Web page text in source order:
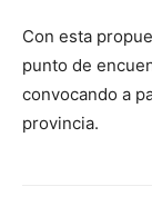
Con esta
punto de
convocando a
provincia.